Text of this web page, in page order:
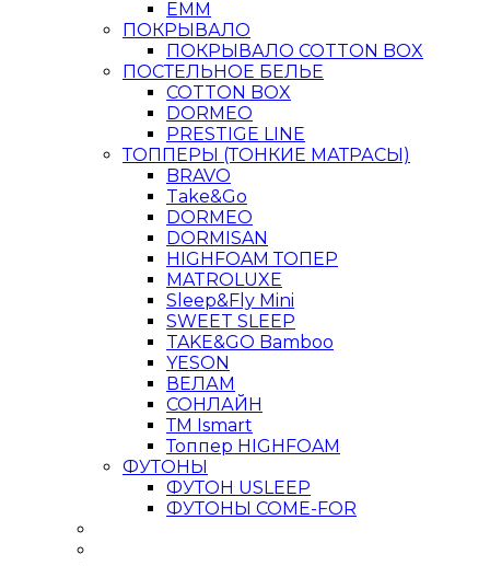
ЕММ
ПОКРЫВАЛО
ПОКРЫВАЛО COTTON BOX
ПОСТЕЛЬНОЕ БЕЛЬЕ
COTTON BOX
DORMEO
PRESTIGE LINE
ТОППЕРЫ (ТОНКИЕ МАТРАСЫ)
BRAVO
Take&Go
DORMEO
DORMISAN
HIGHFOAM ТОПЕР
MATROLUXE
Sleep&Fly Mini
SWEET SLEEP
TAKE&GO Bamboo
YESON
ВЕЛАМ
СОНЛАЙН
ТМ Ismart
Топпер HIGHFOAM
ФУТОНЫ
ФУТОН USLEEP
ФУТОНЫ COME-FOR